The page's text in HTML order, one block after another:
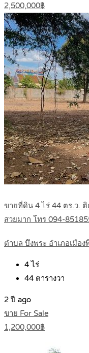
2,500,000฿
ขายที่ดิน 4 ไร่ 44 ตร.ว.
สวยมาก โทร 094-
ตำบล บึงพระ อำเภอเมื
4ไร่
44 ตารางวา
2 ปี ago
ขาย For Sale
1,200,000฿